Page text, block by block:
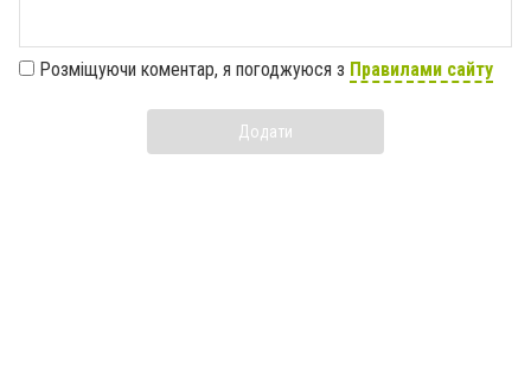
Розміщуючи коментар, я погоджуюся з Правилами сайту
Додати